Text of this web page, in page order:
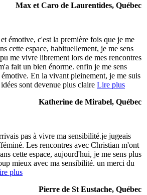
Max et Caro de Laurentides, Québec
émotive, c'est la première fois que je me
cette espace, habituellement, je me sens
me vivre librement lors de mes rencontres
fait un bien énorme. enfin je me sens
En la vivant pleinement, je me suis
sont devenue plus claire Lire plus
Katherine de Mirabel, Québec
pas à vivre ma sensibilité.je jugeais
Les rencontres avec Christian m'ont
cette espace, aujourd'hui, je me sens plus
mieux avec ma sensibilité. un merci du
plus
Pierre de St Eustache, Québec